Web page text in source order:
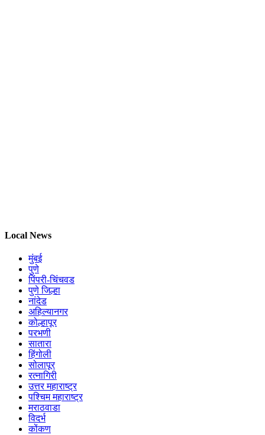
Local News
मुंबई
पुणे
पिंपरी-चिंचवड
पुणे जिल्हा
नांदेड
अहिल्यानगर
कोल्हापूर
परभणी
सातारा
हिंगोली
सोलापूर
रत्नागिरी
उत्तर महाराष्ट्र
पश्चिम महाराष्ट्र
मराठवाडा
विदर्भ
कोंकण